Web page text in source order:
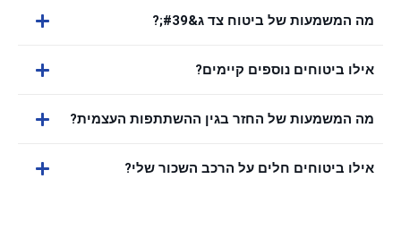
מה המשמעות של ביטוח צד ג&#39;?
אילו ביטוחים נוספים קיימים?
מה המשמעות של החזר בגין ההשתתפות העצמית?
אילו ביטוחים חלים על הרכב השכור שלי?